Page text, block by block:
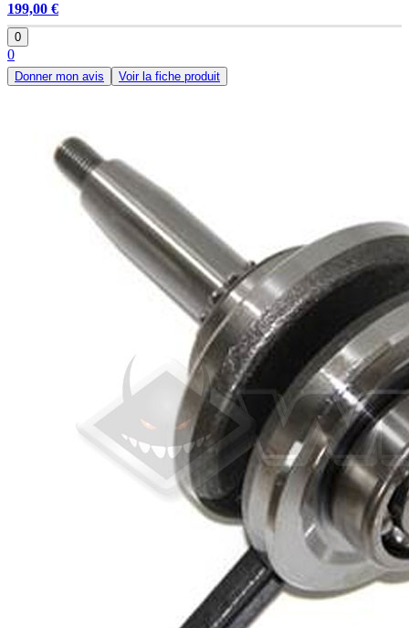
199,00 €
0
0
Donner mon avis Voir la fiche produit